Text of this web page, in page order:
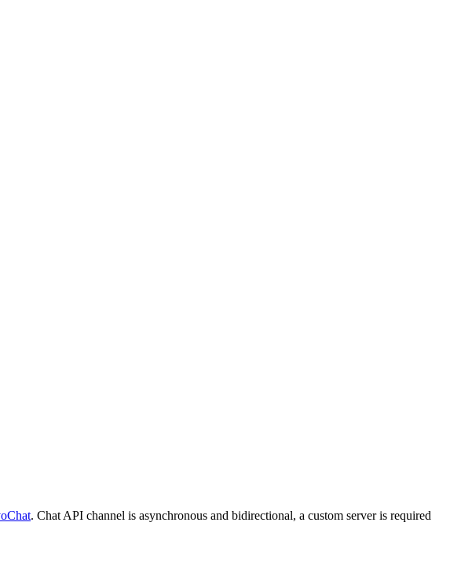
. Chat API channel is asynchronous and bidirectional, a custom server is required